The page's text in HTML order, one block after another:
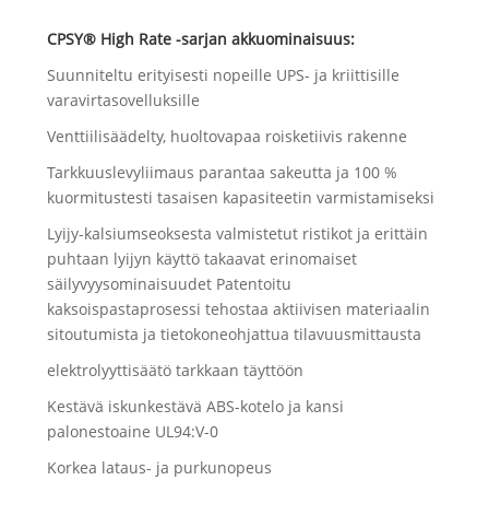
CPSY® High Rate -sarjan akkuominaisuus:
Suunniteltu erityisesti nopeille UPS- ja kriittisille
varavirtasovelluksille
Venttiilisäädelty, huoltovapaa roisketiivis rakenne
Tarkkuuslevyliimaus parantaa sakeutta ja 100 %
kuormitustesti tasaisen kapasiteetin varmistamiseksi
Lyijy-kalsiumseoksesta valmistetut ristikot ja erittäin
puhtaan lyijyn käyttö takaavat erinomaiset
säilyvyysominaisuudet Patentoitu
kaksoispastaprosessi tehostaa aktiivisen materiaalin
sitoutumista ja tietokoneohjattua tilavuusmittausta
elektrolyyttisäätö tarkkaan täyttöön
Kestävä iskunkestävä ABS-kotelo ja kansi
palonestoaine UL94:V-0
Korkea lataus- ja purkunopeus